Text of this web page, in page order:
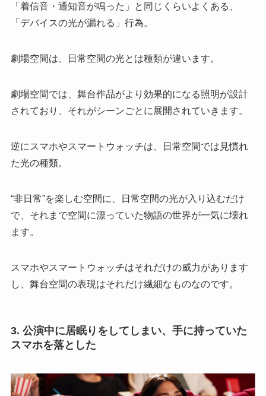
「着信音・通知音が鳴った」と同じくらいよくある、
「デバイスの光が漏れる」行為。
劇場空間は、日常空間の光とは種類が違います。
劇場空間では、舞台作品がより効果的になる照明が設計
されており、それがシーンごとに展開されていきます。
逆にスマホやスマートウォッチは、日常空間では見慣れ
た光の種類。
“非日常”を楽しむ空間に、日常空間の光が入り込むだけ
で、それまで空間に漂っていた物語の世界が一気に壊れ
ます。
スマホやスマートウォッチはそれだけの威力があります
し、舞台空間の表現はそれだけ繊細なものなのです。
3. 公演中に居眠りをしてしまい、手に持っていた
スマホを落とした